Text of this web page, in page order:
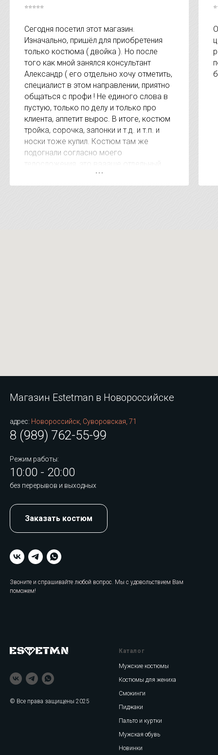
⭐⭐⭐⭐⭐
Сегодня посетил этот магазин.
Изначально, пришёл для приобретения
только костюма ( двойка ). Но после
того как мной занялся консультант
Александр ( его отдельно хочу отметить,
специалист в этом направлении, приятно
общаться с профи ! Не единого слова в
пустую, только по делу и только про
клиента, аппетит вырос. В итоге, костюм
тройка, сорочка, запонки и т.д. и т.п. и
носки тоже купил. Костюм там же
подогнали согласно моего
телосложения, это ваааще отдельный
респект. А когда сказали сумму за
покупку был приятно удивлён, очень
Магазин Estetman в Новороссийске
адрес: Новороссийск, Суворовская, 71
8 (989) 762-55-99
Режим работы:
10:00 - 20:00
без перерывов и выходных
Заказать костюм
Звоните и спрашивайте любой вопрос. Мы с удовольствием Вам
поможем!
© Все права защищены 2025
Каталог
Мужские костюмы
Костюмы для жениха
Смокинги
Пиджаки
Пальто и куртки
Мужская обувь
Новинки